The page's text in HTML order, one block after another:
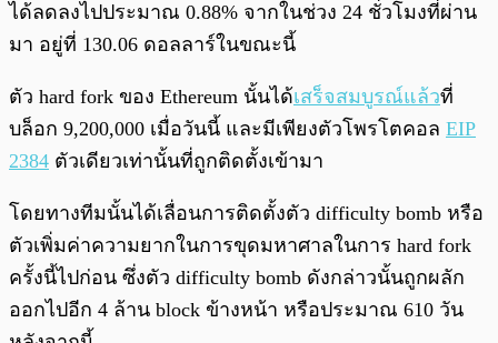
ได้ลดลงไปประมาณ 0.88% จากในช่วง 24 ชั่วโมงที่ผ่าน
มา อยู่ที่ 130.06 ดอลลาร์ในขณะนี้
ตัว hard fork ของ Ethereum นั้นได้เสร็จสมบูรณ์แล้วที่
บล็อก 9,200,000 เมื่อวันนี้ และมีเพียงตัวโพรโตคอล EIP
2384 ตัวเดียวเท่านั้นที่ถูกติดตั้งเข้ามา
โดยทางทีมนั้นได้เลื่อนการติดตั้งตัว difficulty bomb หรือ
ตัวเพิ่มค่าความยากในการขุดมหาศาลในการ hard fork
ครั้งนี้ไปก่อน ซึ่งตัว difficulty bomb ดังกล่าวนั้นถูกผลัก
ออกไปอีก 4 ล้าน block ข้างหน้า หรือประมาณ 610 วัน